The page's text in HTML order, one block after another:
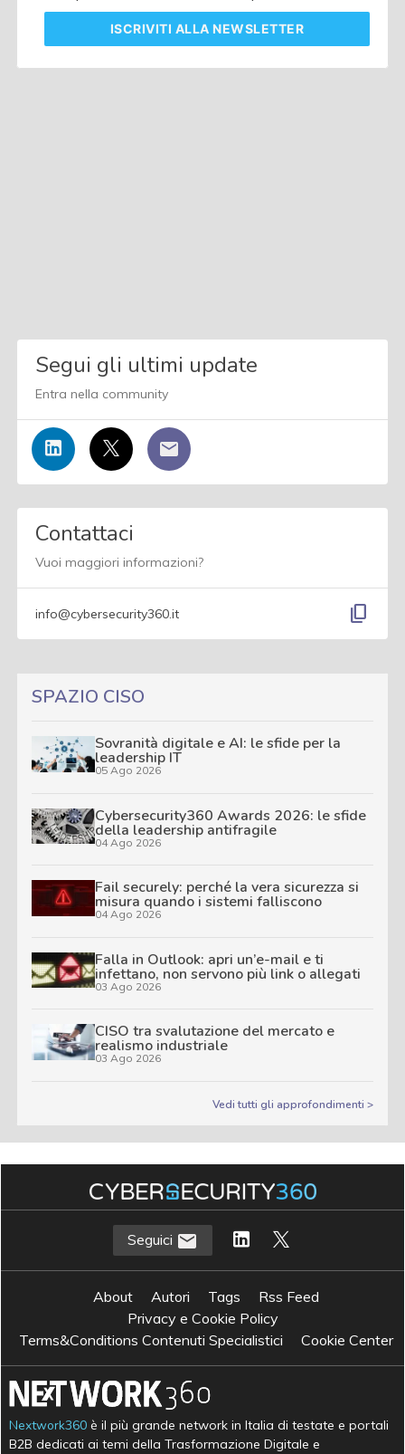
ISCRIVITI ALLA NEWSLETTER
Segui gli ultimi update
Entra nella community
Contattaci
Vuoi maggiori informazioni?
info@cybersecurity360.it content_copy
SPAZIO CISO
Sovranità digitale e AI: le sfide per la
leadership IT
05 Ago 2026
Cybersecurity360 Awards 2026: le sfide
della leadership antifragile
04 Ago 2026
Fail securely: perché la vera sicurezza si
misura quando i sistemi falliscono
04 Ago 2026
Falla in Outlook: apri un’e-mail e ti
infettano, non servono più link o allegati
03 Ago 2026
CISO tra svalutazione del mercato e
realismo industriale
03 Ago 2026
Vedi tutti gli approfondimenti >
Seguici
About Autori Tags
Rss Feed
Privacy e Cookie Policy
Terms&Conditions Contenuti Specialistici
Cookie Center
Nextwork360 è il più grande network in Italia di testate e portali
B2B dedicati ai temi della Trasformazione Digitale e